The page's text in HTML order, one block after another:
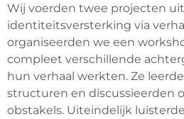
Wij voerden twee projecten
identiteitsversterking via
organiseerden we een
compleet verschillende
hun verhaal werkten. Ze
structuren en discussieerden
obstakels. Uiteindelijk